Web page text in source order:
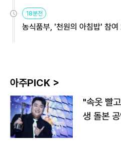
원
18분전
농식품부, '천원의 아침밥' 참
아주PICK >
"속옷 빨
생 돌본